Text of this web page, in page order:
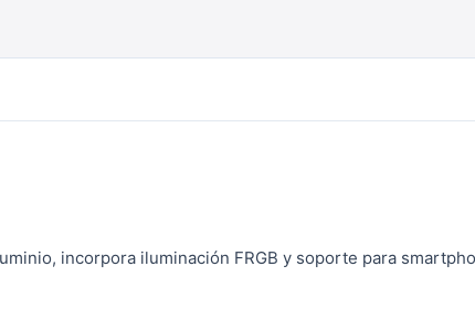
incorpora iluminación FRGB y soporte para